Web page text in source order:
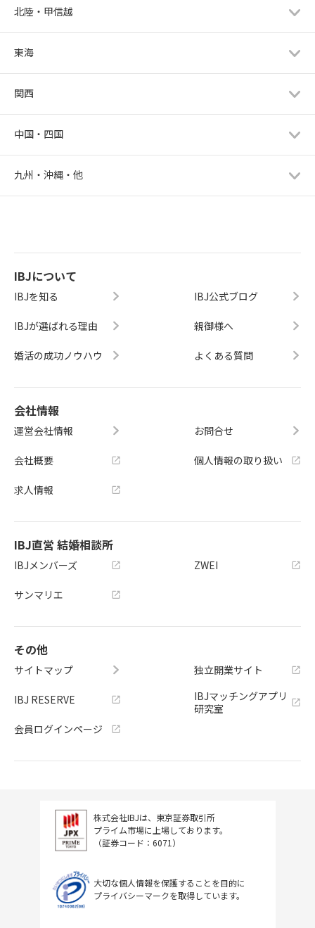
北陸・甲信越
東海
関西
中国・四国
九州・沖縄・他
IBJについて
IBJを知る
IBJが選ばれる理由
婚活の成功ノウハウ
IBJ公式ブログ
親御様へ
よくある質問
会社情報
運営会社情報
会社概要
求人情報
お問合せ
個人情報の取り扱い
IBJ直営 結婚相談所
IBJメンバーズ
サンマリエ
ZWEI
その他
サイトマップ
IBJ RESERVE
会員ログインページ
独立開業サイト
IBJマッチングアプリ
研究室
株式会社IBJは、東京証券取引所
プライム市場に上場しております。
（証券コード：6071）
大切な個人情報を保護することを目的に
プライバシーマークを取得しています。